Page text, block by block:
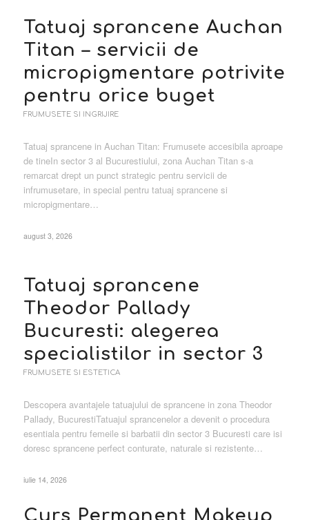
Tatuaj sprancene Auchan
Titan – servicii de
micropigmentare potrivite
pentru orice buget
FRUMUSETE SI INGRIJIRE
Tatuaj sprancene in Auchan Titan: Frumusete accesibila aproape
de tineIn sector 3 al Bucurestiului, zona Auchan Titan s-a
remarcat drept un punct strategic pentru servicii de
infrumusetare, in special pentru tatuaj sprancene si
micropigmentare…
august 3, 2026
Tatuaj sprancene
Theodor Pallady
Bucuresti: alegerea
specialistilor in sector 3
FRUMUSETE SI ESTETICA
Descopera avantajele tatuajului de sprancene in zona Theodor
Pallady, BucurestiTatuajul sprancenelor a devenit o procedura
esentiala pentru femeile si barbatii din sector 3 Bucuresti care isi
doresc sprancene perfect conturate, naturale si rezistente…
iulie 14, 2026
Curs Permanent Makeup